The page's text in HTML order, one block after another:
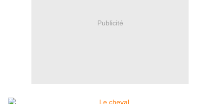
Publicité